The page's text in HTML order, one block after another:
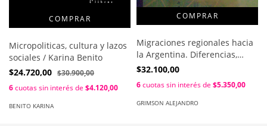
Micropoliticas, cultura y lazos
sociales / Karina Benito
$24.720,00 $30.900,00
6cuotas sin interés de $4.120,00
BENITO KARINA
Migraciones regionales hacia
la Argentina. Diferencias,
desigualdades y derechos /
Jelin
$32.100,00
6cuotas sin interés de $5.350,00
GRIMSON ALEJANDRO